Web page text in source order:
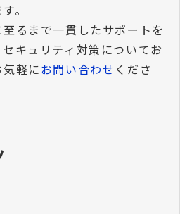
。
るまで一貫したサポートを
キュリティ対策についてお
軽にお問い合わせ くださ